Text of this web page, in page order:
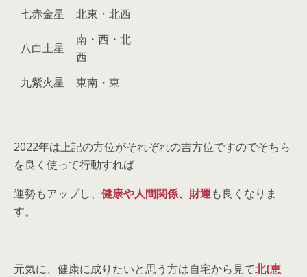
七赤金星 北東・北西
八白土星
南・西・北
西
九紫火星
東南・東
2022年は上記の方位がそれぞれの吉方位ですのでそちら
を良く使って行動すれば
運勢もアップし、 健康や人間関係、財運も良くなりま
す。
元気に、健康に成りたいと思う方は自宅から見て北(恵